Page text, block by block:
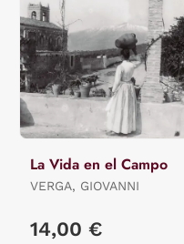
La Vida en el Campo
VERGA, GIOVANNI
14,00 €